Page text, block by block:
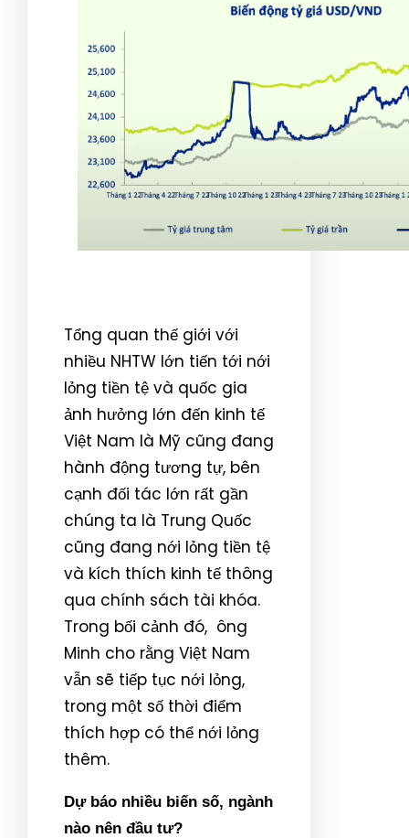
Tổng quan thế giới với
nhiều NHTW lớn tiến tới nới
lỏng tiền tệ và quốc gia
ảnh hưởng lớn đến kinh tế
Việt Nam là Mỹ cũng đang
hành động tương tự, bên
cạnh đối tác lớn rất gần
chúng ta là Trung Quốc
cũng đang nới lỏng tiền tệ
và kích thích kinh tế thông
qua chính sách tài khóa.
Trong bối cảnh đó, ông
Minh cho rằng Việt Nam
vẫn sẽ tiếp tục nới lỏng,
trong một số thời điểm
thích hợp có thể nới lỏng
thêm.
Dự báo nhiều biến số, ngành
nào nên đầu tư?